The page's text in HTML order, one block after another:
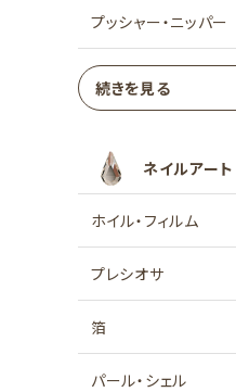
プッシャー・ニッパー
続きを見る
ネイルアート
ホイル・フィルム
プレシオサ
箔
パール・シェル